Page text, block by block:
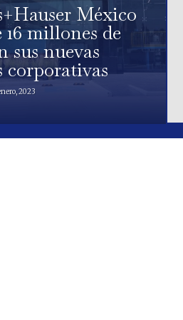
México
millones de
sus nuevas
corporativas
2023